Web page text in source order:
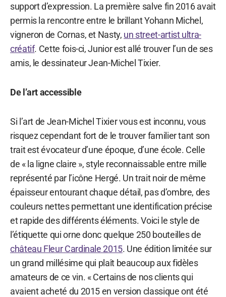
support d’expression. La première salve fin 2016 avait
permis la rencontre entre le brillant Yohann Michel,
vigneron de Cornas, et Nasty, un street-artist ultra-
créatif. Cette fois-ci, Junior est allé trouver l’un de ses
amis, le dessinateur Jean-Michel Tixier.
De l’art accessible
Si l’art de Jean-Michel Tixier vous est inconnu, vous
risquez cependant fort de le trouver familier tant son
trait est évocateur d’une époque, d’une école. Celle
de « la ligne claire », style reconnaissable entre mille
représenté par l’icône Hergé. Un trait noir de même
épaisseur entourant chaque détail, pas d’ombre, des
couleurs nettes permettant une identification précise
et rapide des différents éléments. Voici le style de
l’étiquette qui orne donc quelque 250 bouteilles de
château Fleur Cardinale 2015. Une édition limitée sur
un grand millésime qui plaît beaucoup aux fidèles
amateurs de ce vin. « Certains de nos clients qui
avaient acheté du 2015 en version classique ont été